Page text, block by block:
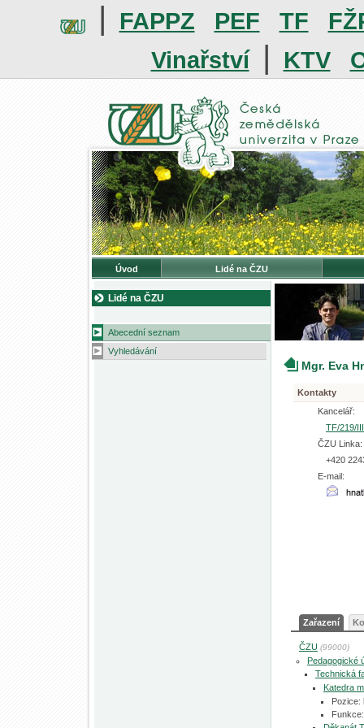
| FAPPZ PEF TF
Vinařství | KTV
Úvod Lidé na ČZU
Lidé na ČZU
Abecední seznam
Vyhledávání
Mgr. Eva
Kontakty
Kancelář:
TF/219/III
ČZU Linka:
+420
E-mail:
Zařazení
ČZU (99000)
Pedagogické
Technická
Katedra
Pozice:
Funkce: